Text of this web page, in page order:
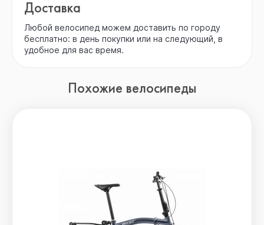
Доставка
Любой велосипед можем доставить по городу
бесплатно: в день покупки или на следующий, в
удобное для вас время.
Похожие велосипеды